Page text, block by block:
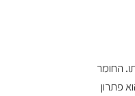
החומר
פתרון